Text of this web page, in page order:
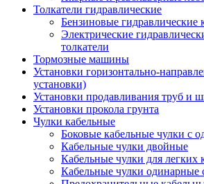
Толкатели гидравлические
Бензиновые гидравлические
Электрические
толкатели
Тормозные машины
Установки горизонтально-
установки)
Установки продавливания труб и
Установки прокола грунта
Чулки кабельные
Боковые кабельные чулки с
Кабельные чулки двойные
Кабельные чулки для легких
Кабельные чулки одинарные